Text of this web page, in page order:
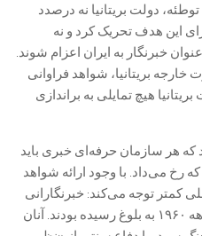
دولت بریتانیا نه درصدد
این هدف تحریک کرد و نه
خبرنگار به ایران اعزام شوند.
خارجه بریتانیا، شواهد فراوانی
هیچ تمایلی به براندازی
که هر سازمان حرفه‌ای خبری باید
رخ می‌داد. با وجود ارائه شواهد
کمتر توجه می‌کند: خبرنگارانی
که انقلاب را پوشش می‌دادند، در دهه ۱۹۶۰ به بلوغ رسیده بودند. آنان